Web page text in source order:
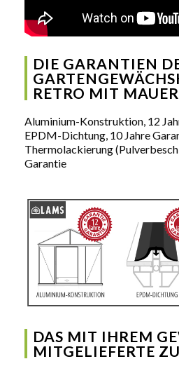
DIE GARANTIEN
RETRO MIT
Aluminium-Konstruktion, 12
EPDM-Dichtung, 10 Jahre
Thermolackierung
Garantie
DAS MIT IHREM
MITGELIEFERTE